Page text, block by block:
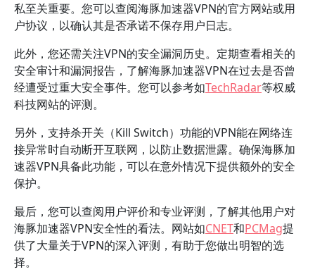
私至关重要。您可以查阅海豚加速器VPN的官方网站或用
户协议，以确认其是否承诺不保存用户日志。
此外，您还需关注VPN的安全漏洞历史。定期查看相关的
安全审计和漏洞报告，了解海豚加速器VPN在过去是否曾
经遭受过重大安全事件。您可以参考如TechRadar等权威
科技网站的评测。
另外，支持杀开关（Kill Switch）功能的VPN能在网络连
接异常时自动断开互联网，以防止数据泄露。确保海豚加
速器VPN具备此功能，可以在意外情况下提供额外的安全
保护。
最后，您可以查阅用户评价和专业评测，了解其他用户对
海豚加速器VPN安全性的看法。网站如CNET和PCMag提
供了大量关于VPN的深入评测，有助于您做出明智的选
择。